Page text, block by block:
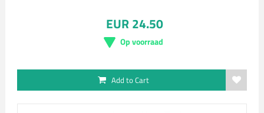
EUR 24.50
Op voorraad
Add to Cart